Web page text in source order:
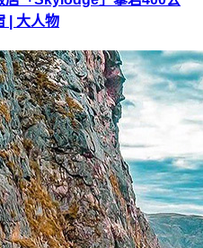
| 大人物